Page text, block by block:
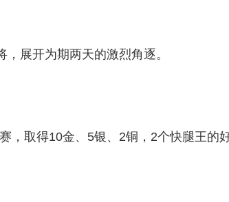
展开为期两天的激烈角逐。
，取得10金、5银、2铜，2个快腿王的